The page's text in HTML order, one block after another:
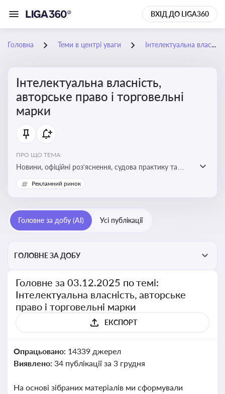
ВХІД ДО LIGA360
Головна Теми в центрі уваги Інтелектуальна власність, авторське право і торговельні марки
Інтелектуальна власність,
авторське право і торговельні
марки
ПРО ЩО ТЕМА:
Новини, офіційні роз’яснення, судова практику та
експертні матеріали, що стосуються авторського
права, реєстрації та захисту торговельних марок,
власності, а також змін у законодавстві у цій сфері
Рекламний ринок
Головне за добу (AI) Усі публікації
ГОЛОВНЕ ЗА ДОБУ
Головне за 03.12.2025 по темі:
Інтелектуальна власність, авторське
право і торговельні марки
ЕКСПОРТ
Опрацьовано: 14339 джерел
Виявлено: 34 публікації за 3 грудня
На основі зібраних матеріалів ми сформували